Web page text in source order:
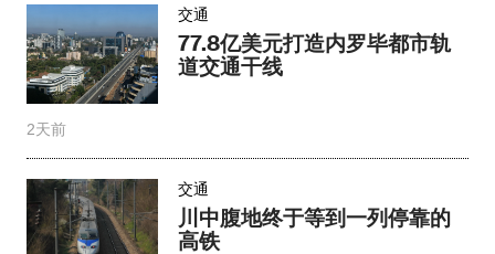
交通
77.8亿美元打造内罗毕都市轨
道交通干线
2天前
交通
川中腹地终于等到一列停靠的
高铁